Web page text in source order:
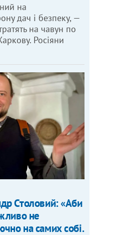
на
дач і безпеку, —
на чавун по
Росіяни
Столовий: «Аби
не
на самих собі.